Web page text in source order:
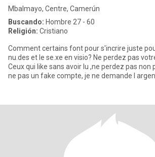
Mbalmayo, Centre, Camerún
Buscando: Hombre 27 - 60
Religión: Cristiano
Comment certains font pour s'incrire juste
nu.des et le se.xe en visio? Ne perdez pas votre temps avec moi.
Ceux qui like sans avoir lu ,ne perdez pas non
ne pas un fake compte, je ne demande l